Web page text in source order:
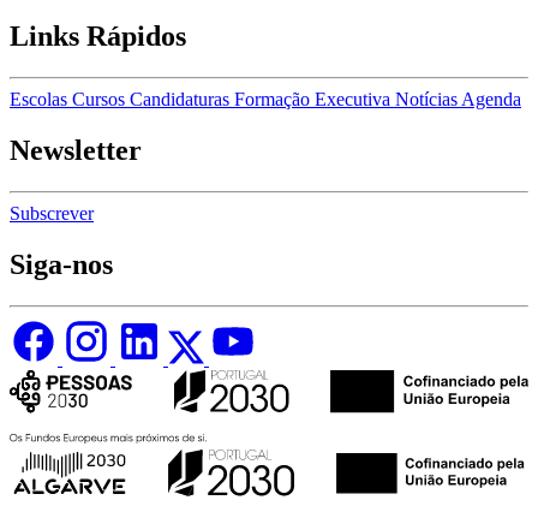
Links Rápidos
Escolas Cursos Candidaturas Formação Executiva Notícias Agenda
Newsletter
Subscrever
Siga-nos